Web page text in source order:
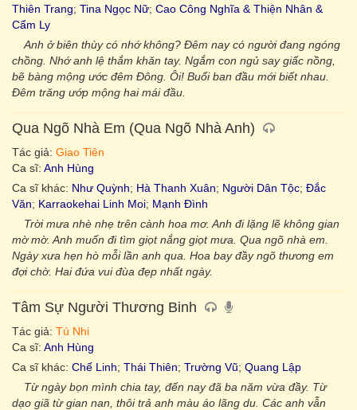
Thiên Trang; Tina Ngọc Nữ; Cao Công Nghĩa & Thiện Nhân &
Cẩm Ly
Anh ở biên thùy có nhớ không? Đêm nay có người đang ngóng
chồng. Nhớ anh lệ thắm khăn tay. Ngắm con ngủ say giấc nồng,
bẽ bàng mộng ước đêm Đông. Ôi! Buổi ban đầu mới biết nhau.
Đêm trăng ướp mộng hai mái đầu.
Qua Ngõ Nhà Em (Qua Ngõ Nhà Anh)
Tác giả: Giao Tiên
Ca sĩ: Anh Hùng
Ca sĩ khác: Như Quỳnh; Hà Thanh Xuân; Người Dân Tộc; Đắc
Văn; Karraokehai Linh Moi; Mạnh Đình
Trời mưa nhè nhẹ trên cành hoa mơ. Anh đi lặng lẽ không gian
mờ mờ. Anh muốn đi tìm giọt nắng giọt mưa. Qua ngõ nhà em.
Ngày xưa hẹn hò mỗi lần anh qua. Hoa bay đầy ngõ thương em
đợi chờ. Hai đứa vui đùa đẹp nhất ngày.
Tâm Sự Người Thương Binh
Tác giả: Tú Nhi
Ca sĩ: Anh Hùng
Ca sĩ khác: Chế Linh; Thái Thiên; Trường Vũ; Quang Lập
Từ ngày bọn mình chia tay, đến nay đã ba năm vừa đầy. Từ
dạo giã từ gian nan, thôi trả anh màu áo lãng du. Các anh vẫn